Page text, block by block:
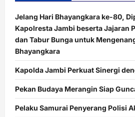
Jelang Hari Bhayangkara ke-80,
Kapolresta Jambi beserta Jajaran
dan Tabur Bunga untuk
Bhayangkara
Kapolda Jambi Perkuat Sinergi
Pekan Budaya Merangin Siap
Pelaku Samurai Penyerang Polisi